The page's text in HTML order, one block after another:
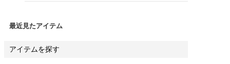
最近見たアイテム
アイテムを探す